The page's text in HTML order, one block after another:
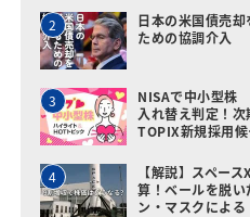
2
日本の米国債売却
ための協調介入
3
NISAで中小型株
入れ替え判定！次
TOPIX新規採用
4
【解説】スペース
算！ベールを脱い
ン・マスクによ